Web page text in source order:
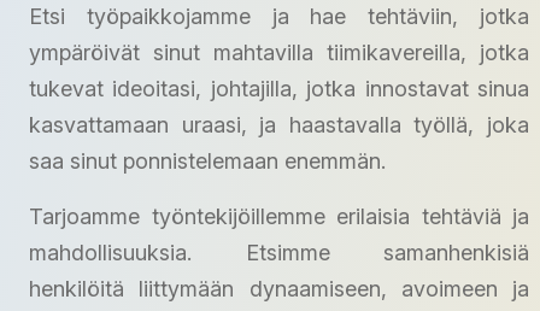
Etsi työpaikkojamme ja hae tehtäviin, jotka
ympäröivät sinut mahtavilla tiimikavereilla, jotka
tukevat ideoitasi, johtajilla, jotka innostavat sinua
kasvattamaan uraasi, ja haastavalla työllä, joka
saa sinut ponnistelemaan enemmän.
Tarjoamme työntekijöillemme erilaisia tehtäviä ja
mahdollisuuksia. Etsimme samanhenkisiä
henkilöitä liittymään dynaamiseen, avoimeen ja